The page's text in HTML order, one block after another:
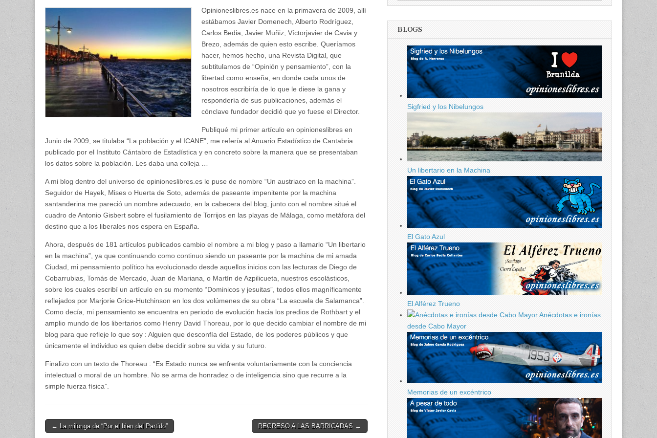
en
la
Opinioneslibres.es nace en la primavera de 2009, allí
estábamos Javier Domenech, Alberto Rodríguez,
Carlos Bedia, Javier Muñiz, Víctorjavier de Cavia y
Brezo, además de quien esto escribe. Queríamos
hacer, hemos hecho, una Revista Digital, que
subtitulamos de “Opinión y pensamiento”, con la
libertad como enseña, en donde cada unos de
nosotros escribiría de lo que le diese la gana y
respondería de sus publicaciones, además el
cónclave fundador decidió que yo fuese el Director.
Publiqué mi primer artículo en opinioneslibres en
Junio de 2009, se titulaba “La población y el ICANE”, me refería al Anuario Estadístico de Cantabria
publicado por el Instituto Cántabro de Estadística y en concreto sobre la manera que se presentaban
los datos sobre la población. Les daba una colleja …
A mi blog dentro del universo de opinioneslibres.es le puse de nombre “Un austriaco en la machina”.
Seguidor de Hayek, Mises o Huerta de Soto, además de paseante impenitente por la machina
santanderina me pareció un nombre adecuado, en la cabecera del blog, junto con el nombre situé el
cuadro de Antonio Gisbert sobre el fusilamiento de Torrijos en las playas de Málaga, como metáfora del
destino que a los liberales nos espera en España.
Ahora, después de 181 artículos publicados cambio el nombre a mi blog y paso a llamarlo “Un libertario
en la machina”, ya que continuando como continuo siendo un paseante por la machina de mi amada
Ciudad, mi pensamiento político ha evolucionado desde aquellos inicios con las lecturas de Diego de
Cobarrubias, Tomás de Mercado, Juan de Mariana, o Martín de Azpilicueta, nuestros escolásticos,
sobre los cuales escribí un artículo en su momento “Dominicos y jesuitas”, todos ellos magníficamente
reflejados por Marjorie Grice-Hutchinson en los dos volúmenes de su obra “La escuela de Salamanca”.
Como decía, mi pensamiento se encuentra en periodo de evolución hacia los predios de Rothbart y el
amplio mundo de los libertarios como Henry David Thoreau, por lo que decido cambiar el nombre de mi
blog para que refleje lo que soy : Alguien que desconfía del Estado, de los poderes públicos y que
únicamente el individuo es quien debe decidir sobre su vida y su futuro.
Finalizo con un texto de Thoreau : “Es Estado nunca se enfrenta voluntariamente con la conciencia
intelectual o moral de un hombre. No se arma de honradez o de inteligencia sino que recurre a la
simple fuerza física”.
Post
← La milonga de “Por el bien del Partido” REGRESO A LAS BARRICADAS →
BLOGS
Sigfried y los Nibelungos
Un libertario en la Machina
El Gato Azul
El Alférez Trueno
Anécdotas e ironías
desde Cabo Mayor
Memorias de un excéntrico